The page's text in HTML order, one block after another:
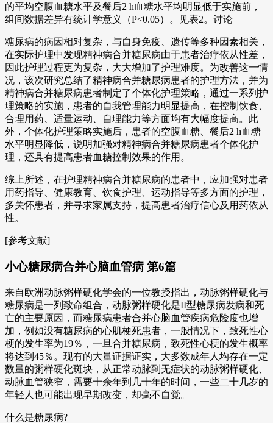
的平均空腹血糖水平及餐后2 h血糖水平均明显低于实施前，
组间数据差异有统计学意义（P<0.05）。见表2。讨论
糖尿病的病因相对复杂，与自身免疫、遗传等多种因素相关，
在实际护理中发现精神病合并糖尿病由于患者治疗依从性差，
因此护理过程更为复杂，大大增加了护理难度。为改善这一情
况，该次研究总结了精神病合并糖尿病患者的护理方法，并为
精神病合并糖尿病患者制定了个体化护理策略，通过一系列护
理策略的实施，患者的自我管理能力明显提高，在控制饮食、
合理用药、适量运动、自理能力等方面均有大幅度提高。此
外，个体化护理策略实施后，患者的空腹血糖、餐后2 h血糖
水平明显降低，说明加强对精神病合并糖尿病患者个体化护
理，还具有提高患者血糖控制效果的作用。
综上所述，在护理精神病合并糖尿病的患者中，应加强对患者
用药指导、健康教育、饮食护理、运动指导等多方面的护理，
多关怀患者，并寻求家属支持，提高患者治疗信心及用药依从
性。
[参考文献]
小心糖尿病合并心脑血管病 第6篇
来自欧洲动脉粥样硬化学会的一位教授指出，动脉粥样硬化与
糖尿病是一列致命组合，动脉粥样硬化是II型糖尿病发病和死
亡的主要原因，而糖尿病患者合并心脑血管疾病危险度也增
加，例如没有糖尿病的心肌梗死患者，一般情况下，致死性心
梗的发生率为19％，一旦合并糖尿病，致死性心梗的发生概率
将达到45％。现有的大量证据证实，大多数成年人均存在一定
数量的粥样硬化斑块，从正常动脉到无症状的动脉粥样硬化、
动脉血管狭窄，需要十余年到几十年的时间，一些二十几岁的
年轻人也可能出现早期改变，却毫不自觉。
什么是糖尿病?